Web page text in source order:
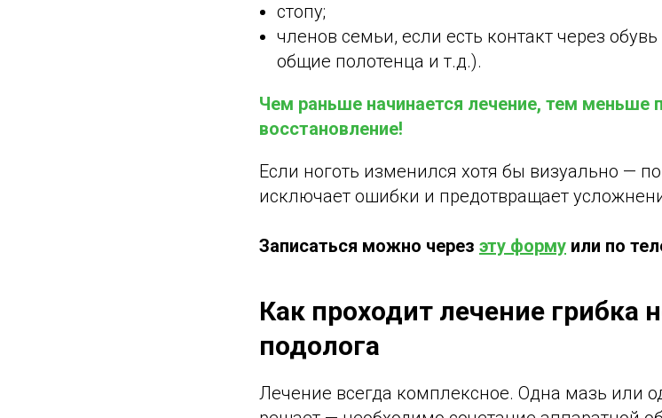
стопу;
членов семьи, если есть контакт через
общие полотенца и т.д.).
Чем раньше начинается лечение, тем меньше
восстановление!
Если ноготь изменился хотя бы визуально —
исключает ошибки и предотвращает
Записаться можно через эту форму или по
Как проходит лечение грибка
подолога
Лечение всегда комплексное. Одна мазь или